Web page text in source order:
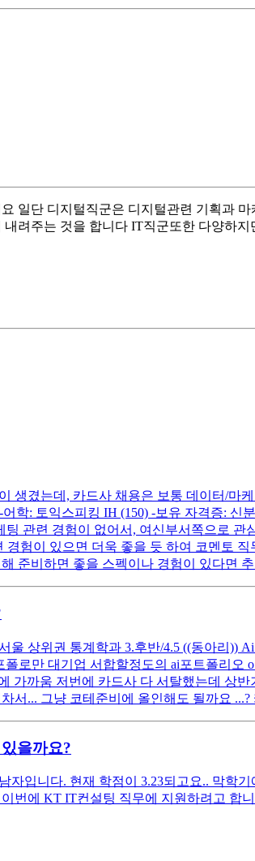
일단 디지털직군은 디지털관련 기획과
려주는 것을 합니다 IT직군또한 다양하
생겼는데, 카드사 채용은 보통 데이터/
학: 토익스피킹 IH (150) -보유 자격증:
관련 경험이 없어서, 여신부서쪽으로
험이 있으면 더욱 좋을 듯 하여 코멘토
준비하면 좋을 스펙이나 경험이 있다면
상위권 통계학과 3.후반/4.5 ((동아리))
로만 대기업 서합할정도의 ai포트폴리
가까움 저번에 카드사 다 서탈했는데 상
서... 그냥 코테준비에 올인해도 될까요
을까요?
자입니다. 현재 학점이 3.23되고요.. 막학
번에 KT IT컨설팅 직무에 지원하려고 합